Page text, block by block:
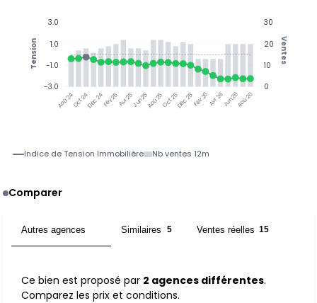
Aoû 24Oct 24Déc 24Fév 25Avr 25Jun 25Aoû 25Oct 25Déc 25Fév 26Avr 26Jun 26Aoû 26
30
20
10
0
Ventes
3.0
1.0
-1.0
-3.0
Tension
Indice de Tension Immobilière Nb ventes 12m
Comparer
Autres agences Similaires 5 Ventes réelles 15
Ce bien est proposé par 2 agences différentes.
Comparez les prix et conditions.